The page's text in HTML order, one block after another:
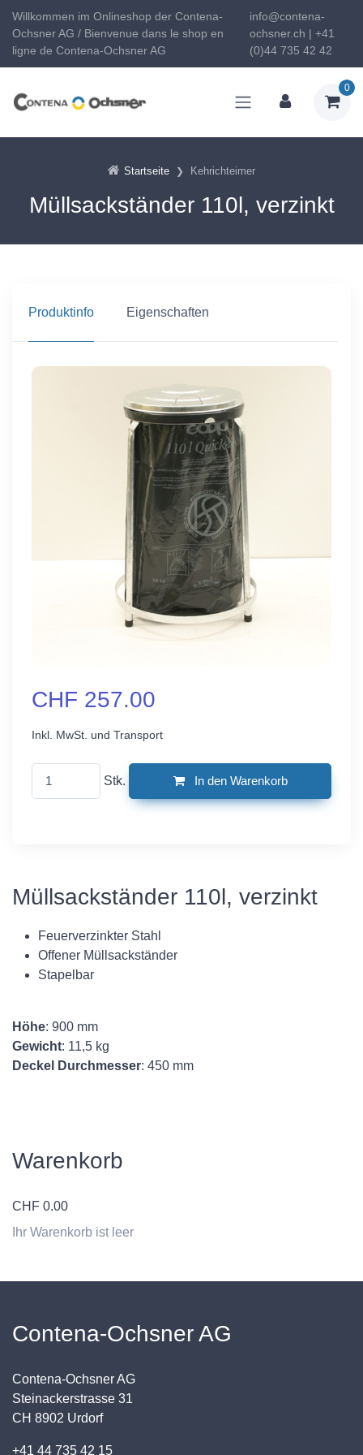
Willkommen im Onlineshop der Contena-
Ochsner AG / Bienvenue dans le shop en
ligne de Contena-Ochsner AG
info@contena-
ochsner.ch | +41
(0)44 735 42 42
0
Startseite Kehrichteimer
Müllsackständer 110l, verzinkt
Produktinfo Eigenschaften
CHF 257.00
Inkl. MwSt. und Transport
Stk. In den Warenkorb
Müllsackständer 110l, verzinkt
Feuerverzinkter Stahl
Offener Müllsackständer
Stapelbar
Höhe: 900 mm
Gewicht: 11,5 kg
Deckel Durchmesser: 450 mm
Warenkorb
CHF 0.00
Ihr Warenkorb ist leer
Contena-Ochsner AG
Contena-Ochsner AG
Steinackerstrasse 31
CH 8902 Urdorf
+41 44 735 42 15